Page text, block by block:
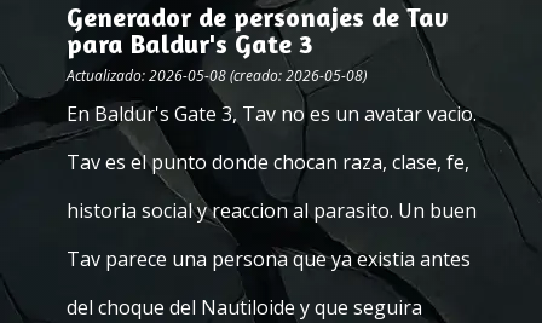
Generador de personajes de Tav
para Baldur's Gate 3
Actualizado: 2026-05-08 (creado: 2026-05-08)
En Baldur's Gate 3, Tav no es un avatar vacio.
Tav es el punto donde chocan raza, clase, fe,
historia social y reaccion al parasito. Un buen
Tav parece una persona que ya existia antes
del choque del Nautiloide y que seguira